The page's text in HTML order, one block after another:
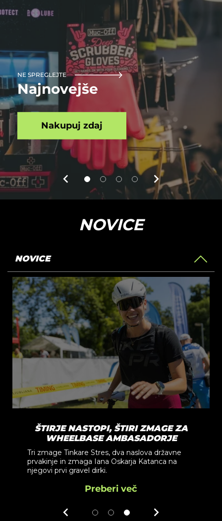
NE SPREGLEJTE
Najnovejše
Nakupuj zdaj
NOVICE
NOVICE
NASTOPI, ŠTIRI ZMAGE ZA
AMBASADORJE
Stres, dva naslova državne
zmaga Iana Oskarja Katanca na
gravel dirki.
Če z
trenutek, da